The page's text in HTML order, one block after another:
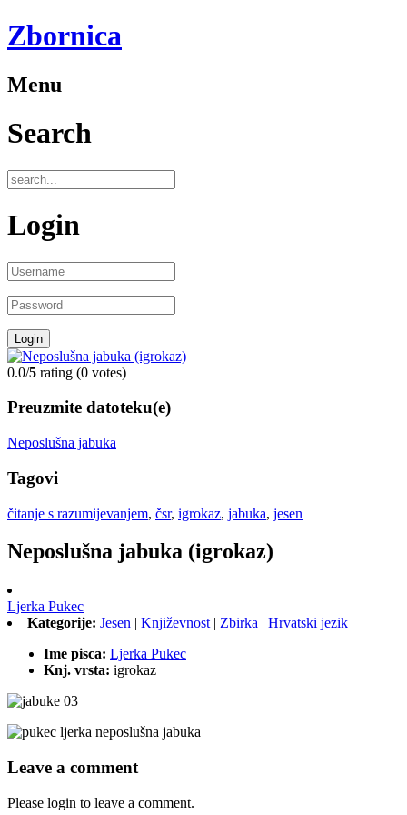
Zbornica
Menu
Search
Login
0.0/5 rating (0 votes)
Preuzmite datoteku(e)
Neposlušna jabuka
Tagovi
čitanje s razumijevanjem, čsr, igrokaz, jabuka, jesen
Neposlušna jabuka (igrokaz)
Ljerka Pukec
Kategorije: Jesen | Književnost | Zbirka | Hrvatski jezik
Ime pisca: Ljerka Pukec
Knj. vrsta: igrokaz
Leave a comment
Please login to leave a comment.